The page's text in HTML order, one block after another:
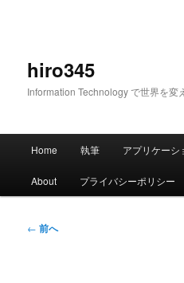
hiro345
Information Technology で世界を変
メ
Home 執筆 アプリケーシ
About プライバシーポリシー
投
← 前へ